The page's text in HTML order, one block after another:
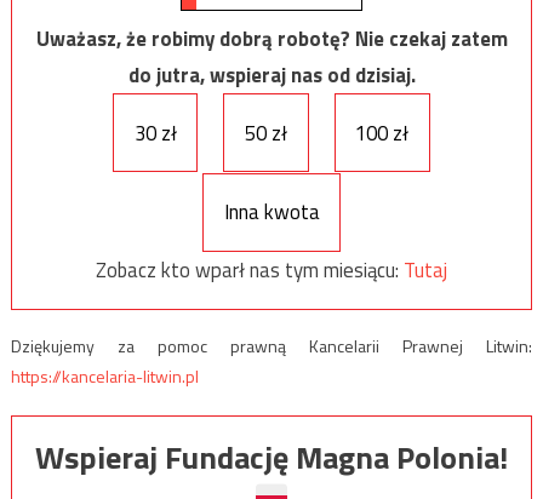
Uważasz, że robimy dobrą robotę? Nie czekaj zatem
do jutra, wspieraj nas od dzisiaj.
30 zł
50 zł 100 zł
Inna kwota
Zobacz kto wparł nas tym miesiącu: Tutaj
Dziękujemy za pomoc prawną Kancelarii Prawnej Litwin:
https://kancelaria-litwin.pl
Wspieraj Fundację Magna Polonia!